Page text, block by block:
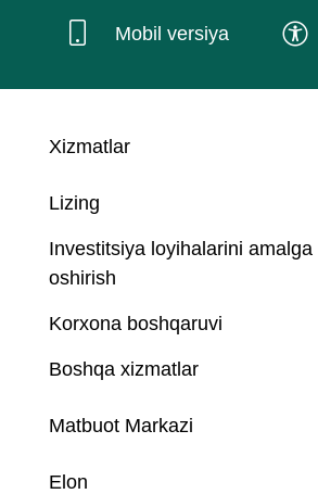
Mobil versiya
Xizmatlar
Lizing
Investitsiya loyihalarini amalga
oshirish
Korxona boshqaruvi
Boshqa xizmatlar
Matbuot Markazi
Elon